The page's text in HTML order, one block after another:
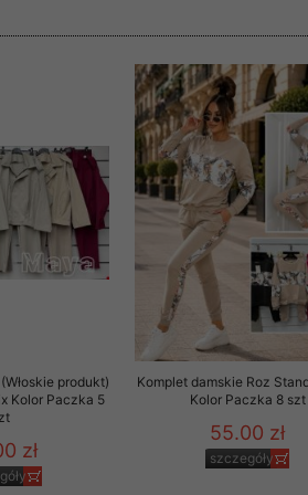
produkt)
Kolor Paczka 5
zł
Komplet damskie Roz
Kolor Paczka 8 szt
55.00 zł
szczegóły